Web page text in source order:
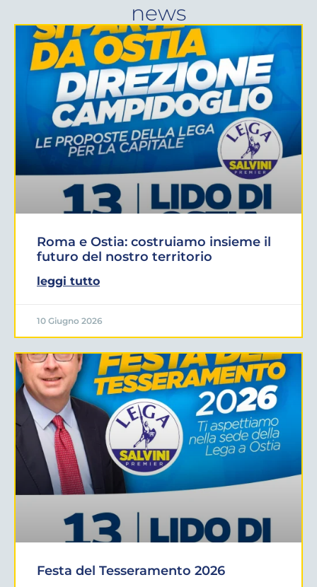
news
Roma e Ostia: costruiamo insieme il
futuro del nostro territorio
leggi tutto
10 Giugno 2026
Festa del Tesseramento 2026